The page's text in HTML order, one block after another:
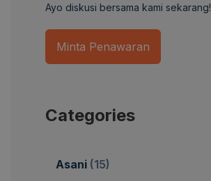
Ayo diskusi bersama kami sekarang!
Minta Penawaran
Categories
Asani (15)